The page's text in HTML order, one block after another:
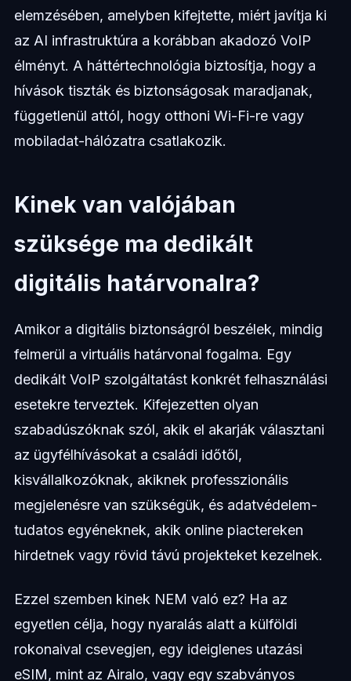
elemzésében, amelyben kifejtette, miért javítja ki
az AI infrastruktúra a korábban akadozó VoIP
élményt. A háttértechnológia biztosítja, hogy a
hívások tiszták és biztonságosak maradjanak,
függetlenül attól, hogy otthoni Wi-Fi-re vagy
mobiladat-hálózatra csatlakozik.
Kinek van valójában
szüksége ma dedikált
digitális határvonalra?
Amikor a digitális biztonságról beszélek, mindig
felmerül a virtuális határvonal fogalma. Egy
dedikált VoIP szolgáltatást konkrét felhasználási
esetekre terveztek. Kifejezetten olyan
szabadúszóknak szól, akik el akarják választani
az ügyfélhívásokat a családi időtől,
kisvállalkozóknak, akiknek professzionális
megjelenésre van szükségük, és adatvédelem-
tudatos egyéneknek, akik online piactereken
hirdetnek vagy rövid távú projekteket kezelnek.
Ezzel szemben kinek NEM való ez? Ha az
egyetlen célja, hogy nyaralás alatt a külföldi
rokonaival csevegjen, egy ideiglenes utazási
eSIM, mint az Airalo, vagy egy szabványos